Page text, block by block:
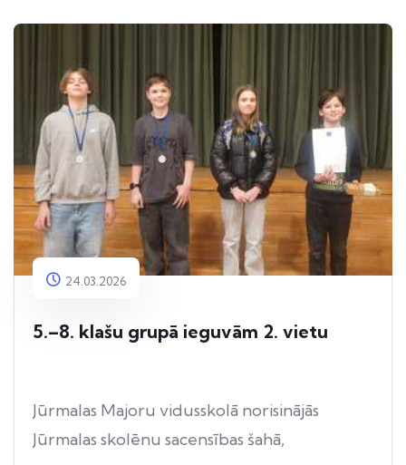
24.03.2026
5.–8. klašu grupā ieguvām 2. vietu
Jūrmalas Majoru vidusskolā norisinājās
Jūrmalas skolēnu sacensības šahā,